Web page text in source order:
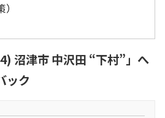
沼津市 中沢田 “下村”」へ
ック